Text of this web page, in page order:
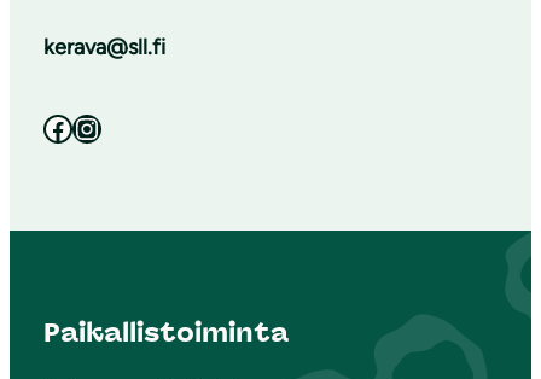
kerava@sll.fi
Facebook Instagram
Paikallistoiminta